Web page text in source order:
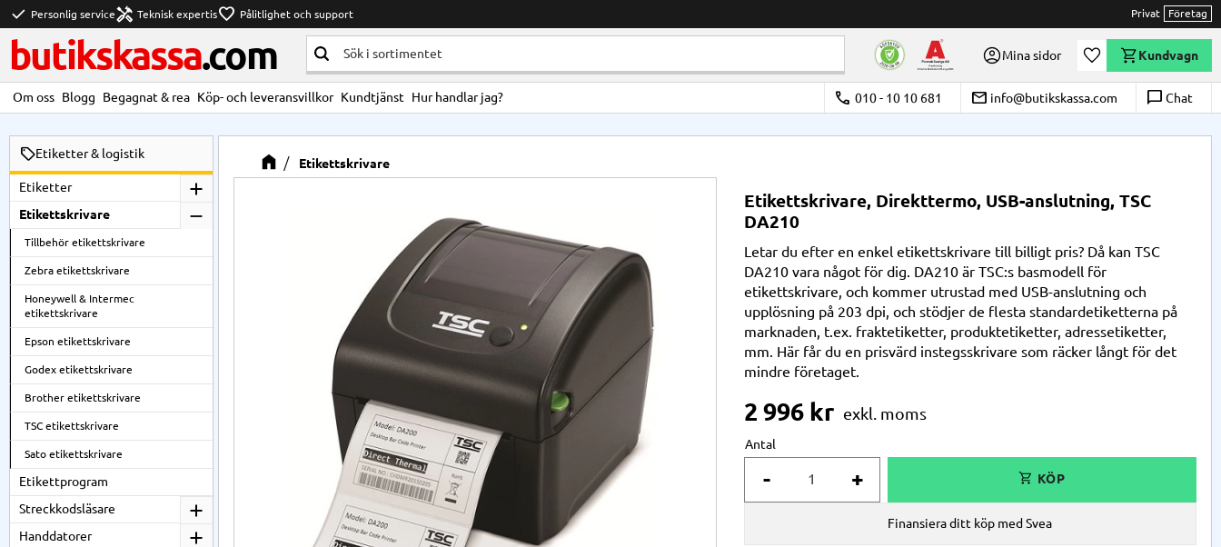
check Personlig servicehandyman Teknisk expertisfavorite Pålitlighet och support Privat Företag
butikskassa.com Mina sidor Önskelista
Kundvagn
Om oss Blogg Begagnat & rea Köp- och leveransvillkor Kundtjänst Hur handlar jag? call 010 - 10 10 681 email info@butikskassa.com chat_bubble_outline Chat
Etikettskrivare
Etikettskrivare, Direkttermo, USB-anslutning, TSC
DA210
Letar du efter en enkel etikettskrivare till billigt pris? Då kan TSC
DA210 vara något för dig. DA210 är TSC:s basmodell för
etikettskrivare, och kommer utrustad med USB-anslutning och
upplösning på 203 dpi, och stödjer de flesta standardetiketterna på
marknaden, t.ex. fraktetiketter, produktetiketter, adressetiketter,
mm. Här får du en prisvärd instegsskrivare som räcker långt för det
mindre företaget.
2 996kr
Antal
+
-
Finansiera ditt köp med Svea
Etiketter & logistik
Etiketter
Etikettskrivare
Tillbehör etikettskrivare
Zebra etikettskrivare
Honeywell & Intermec
etikettskrivare
Epson etikettskrivare
Godex etikettskrivare
Brother etikettskrivare
TSC etikettskrivare
Sato etikettskrivare
Etikettprogram
Streckkodsläsare
Handdatorer